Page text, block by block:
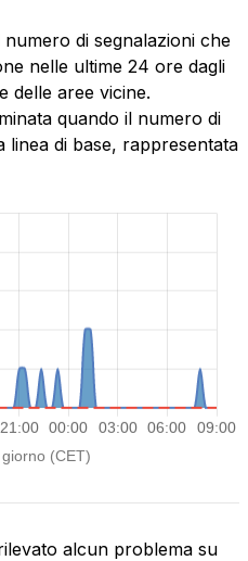
di segnalazioni che
nelle ultime 24 ore dagli
delle aree vicine.
quando il numero di
linea di base, rappresentata
alcun problema su